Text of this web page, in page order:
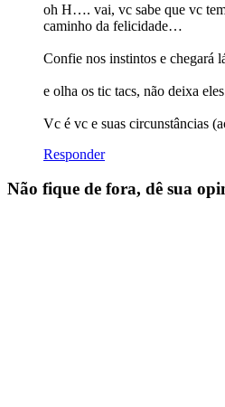
oh H…. vai, vc sabe que vc
caminho da felicidade…
Confie nos instintos e chegará
e olha os tic tacs, não deixa
Vc é vc e suas circunstâncias
Responder
Não fique de fora, dê sua